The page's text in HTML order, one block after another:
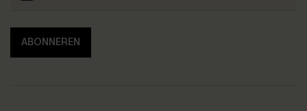
ABONNEREN